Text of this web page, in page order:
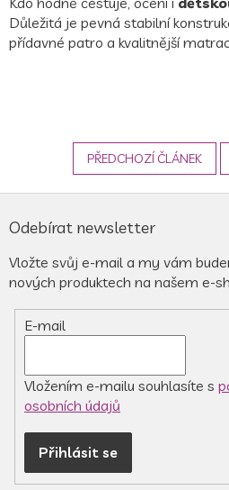
Důležitá je pevná stabilní
přídavné patro a kvalitnější
PŘEDCHOZÍ ČLÁNEK
á
a
Odebírat newsletter
Vložte svůj e-mail a my vám
nových produktech na našem e-
E-mail
Vložením e-mailu souhlasíte s
osobních údajů
Přihlásit se